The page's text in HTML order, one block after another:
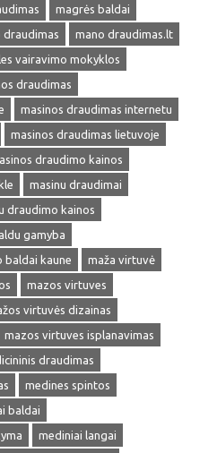
magrės baldai
draudimas
mano draudimas.lt
vairavimo mokyklos
draudimas
masinos draudimas internetu
masinos draudimas lietuvoje
draudimo kainos
masinu draudimai
draudimo kainos
gamyba
baldai kaune
maža virtuvė
mazos virtuves
virtuvės dizainas
mazos virtuves isplanavimas
draudimas
medines spintos
baldai
mediniai langai